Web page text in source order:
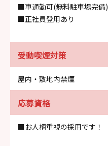
■車通勤可(無料駐車場完備)
■正社員登用あり
受動喫煙対策
屋内・敷地内禁煙
応募資格
■お人柄重視の採用です！